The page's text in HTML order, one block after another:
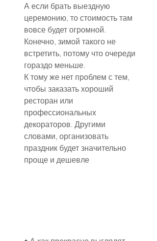
А если брать выездную
церемонию, то стоимость там
вовсе будет огромной.
Конечно, зимой такого не
встретить, потому что очереди
гораздо меньше.
К тому же нет проблем с тем,
чтобы заказать хороший
ресторан или
профессиональных
декораторов. Другими
словами, организовать
праздник будет значительно
проще и дешевле